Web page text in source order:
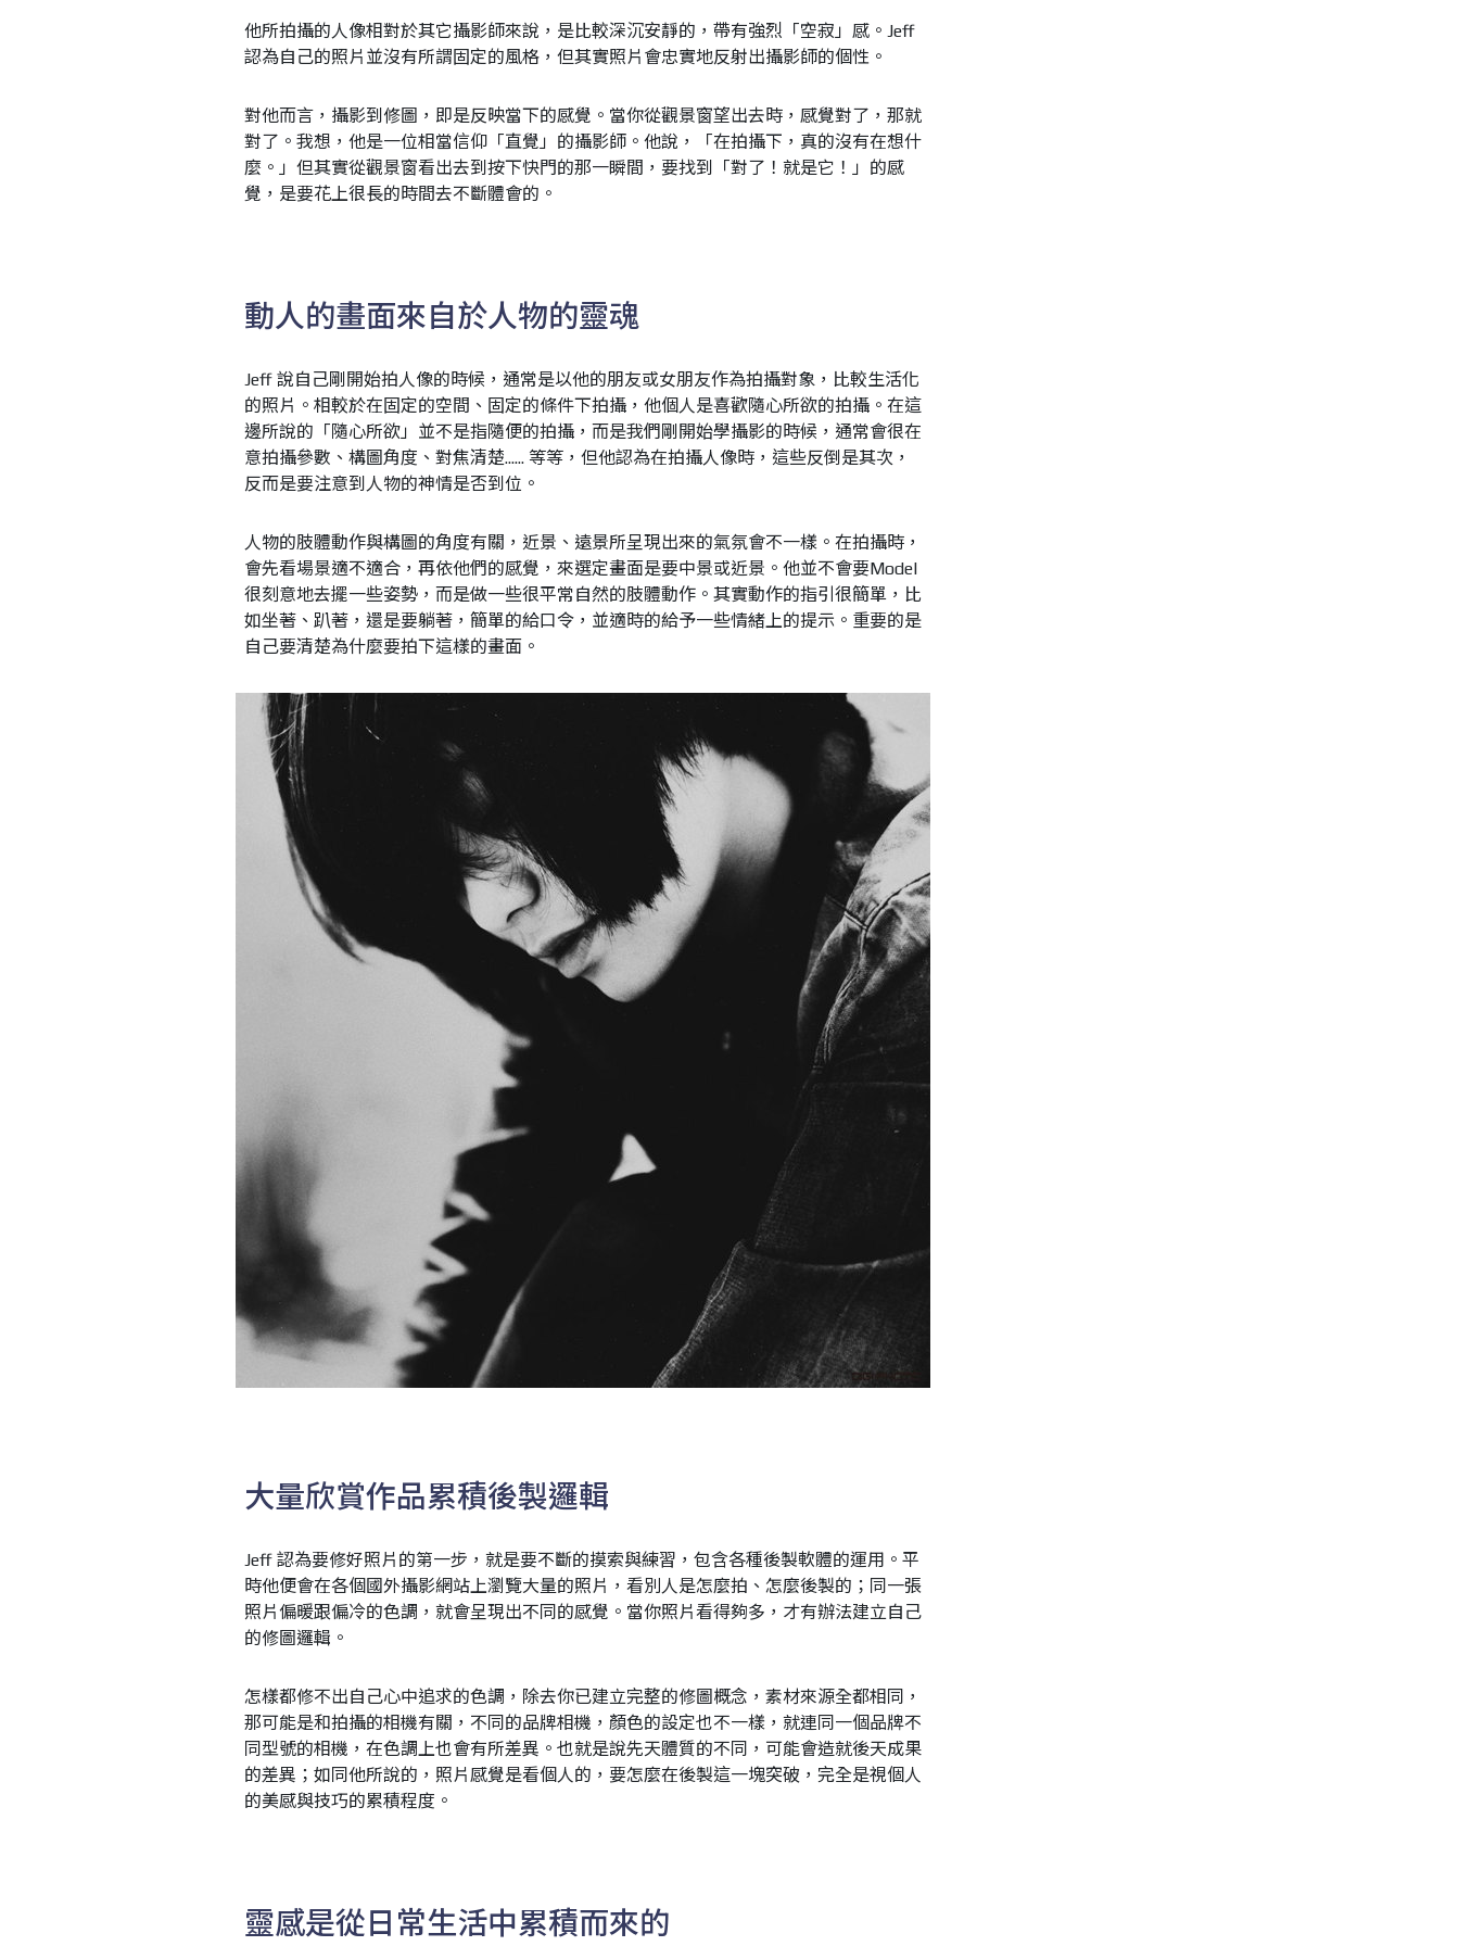
他所拍攝的人像相對於其它攝影師來說，是比較深沉安靜的，帶有強烈「空寂」感。Jeff
認為自己的照片並沒有所謂固定的風格，但其實照片會忠實地反射出攝影師的個性。
對他而言，攝影到修圖，即是反映當下的感覺。當你從觀景窗望出去時，感覺對了，那就
對了。我想，他是一位相當信仰「直覺」的攝影師。他說，「在拍攝下，真的沒有在想什
麼。」但其實從觀景窗看出去到按下快門的那一瞬間，要找到「對了！就是它！」的感
覺，是要花上很長的時間去不斷體會的。
動人的畫面來自於人物的靈魂
Jeff 說自己剛開始拍人像的時候，通常是以他的朋友或女朋友作為拍攝對象，比較生活化
的照片。相較於在固定的空間、固定的條件下拍攝，他個人是喜歡隨心所欲的拍攝。在這
邊所說的「隨心所欲」並不是指隨便的拍攝，而是我們剛開始學攝影的時候，通常會很在
意拍攝參數、構圖角度、對焦清楚...... 等等，但他認為在拍攝人像時，這些反倒是其次，
反而是要注意到人物的神情是否到位。
人物的肢體動作與構圖的角度有關，近景、遠景所呈現出來的氣氛會不一樣。在拍攝時，
會先看場景適不適合，再依他們的感覺，來選定畫面是要中景或近景。他並不會要Model
很刻意地去擺一些姿勢，而是做一些很平常自然的肢體動作。其實動作的指引很簡單，比
如坐著、趴著，還是要躺著，簡單的給口令，並適時的給予一些情緒上的提示。重要的是
自己要清楚為什麼要拍下這樣的畫面。
大量欣賞作品累積後製邏輯
Jeff 認為要修好照片的第一步，就是要不斷的摸索與練習，包含各種後製軟體的運用。平
時他便會在各個國外攝影網站上瀏覽大量的照片，看別人是怎麼拍、怎麼後製的；同一張
照片偏暖跟偏冷的色調，就會呈現出不同的感覺。當你照片看得夠多，才有辦法建立自己
的修圖邏輯。
怎樣都修不出自己心中追求的色調，除去你已建立完整的修圖概念，素材來源全都相同，
那可能是和拍攝的相機有關，不同的品牌相機，顏色的設定也不一樣，就連同一個品牌不
同型號的相機，在色調上也會有所差異。也就是說先天體質的不同，可能會造就後天成果
的差異；如同他所說的，照片感覺是看個人的，要怎麼在後製這一塊突破，完全是視個人
的美感與技巧的累積程度。
靈感是從日常生活中累積而來的